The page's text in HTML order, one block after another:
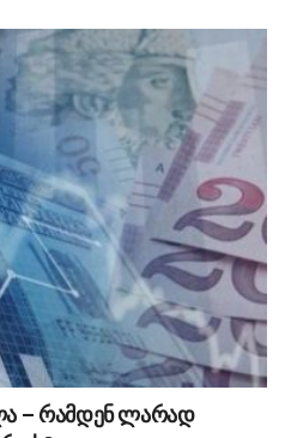
– რამდენ ლარად